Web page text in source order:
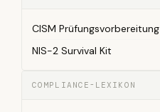
CISM Prüfungsvorbereitung
NIS-2 Survival Kit
COMPLIANCE-LEXIKON